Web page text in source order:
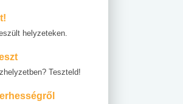
helyzeteken.
Teszteld!